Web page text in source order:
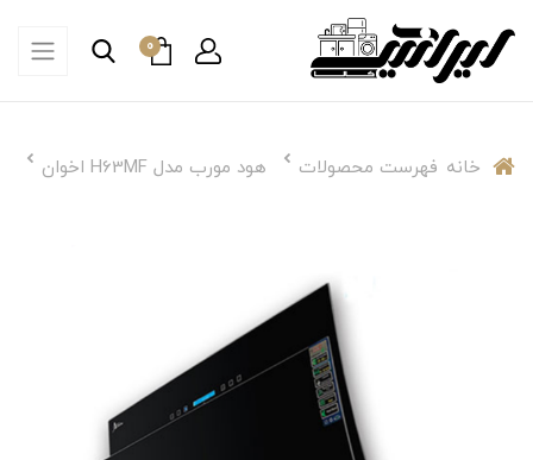
0
خانه فهرست محصولات هود مورب مدل H63MF اخوان